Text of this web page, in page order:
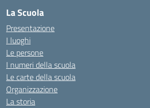
La Scuola
Presentazione
I luoghi
Le persone
I numeri della scuola
Le carte della scuola
Organizzazione
La storia